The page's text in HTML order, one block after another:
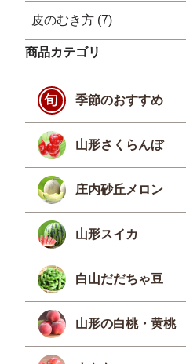
皮のむき方 (7)
商品カテゴリ
季節のおすすめ
山形さくらんぼ
庄内砂丘メロン
山形スイカ
白山だだちゃ豆
山形の白桃・黄桃